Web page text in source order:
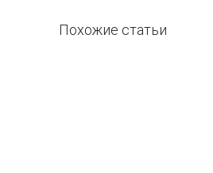
Похожие статьи